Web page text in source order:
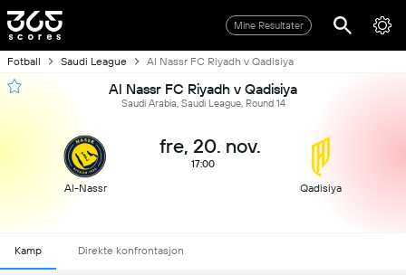
Mine Resultater
Fotball Saudi League Al Nassr FC Riyadh v Qadisiya
Al Nassr FC Riyadh v Qadisiya
Saudi Arabia, Saudi League, Round 14
Al-Nassr
fre, 20. nov.
17:00
Qadisiya
Kamp Direkte konfrontasjon